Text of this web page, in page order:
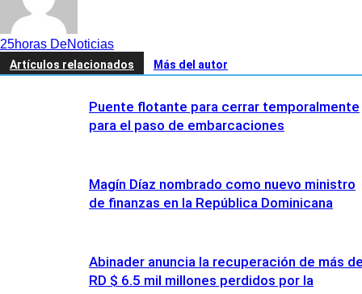
25horas DeNoticias
Artículos relacionados Más del autor
Puente flotante para cerrar temporalmente
para el paso de embarcaciones
Magín Díaz nombrado como nuevo ministro
de finanzas en la República Dominicana
Abinader anuncia la recuperación de más
RD $ 6.5 mil millones perdidos por la